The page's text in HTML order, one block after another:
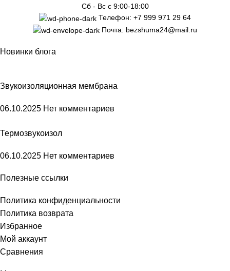
Сб - Вс с 9:00-18:00
Телефон: +7 999 971 29 64
Почта: bezshuma24@mail.ru
Новинки блога
Звукоизоляционная мембрана
06.10.2025 Нет комментариев
Термозвукоизол
06.10.2025 Нет комментариев
Полезные ссылки
Политика конфиденциальности
Политика возврата
Избранное
Мой аккаунт
Сравнения